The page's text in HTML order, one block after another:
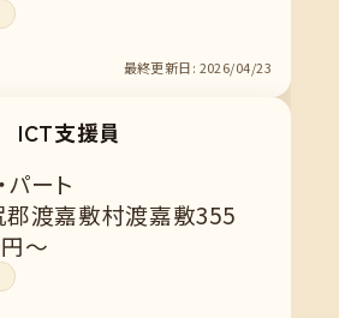
最終更新日: 2026/04/23
ICT支援員
パート
渡嘉敷村渡嘉敷355
～